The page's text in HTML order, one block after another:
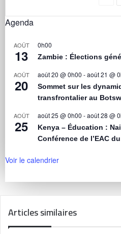
Agenda
AOÛT
13
0h00
Zambie : Élections
AOÛT
20
août 20 @ 0h00 -août 21 @
Sommet sur les
transfrontalier au
AOÛT
25
août 25 @ 0h00 -août 28 @
Kenya – Éducation :
Conférence de l’EAC
Voir le calendrier
Articles similaires